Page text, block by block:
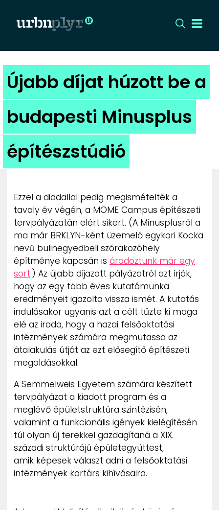
CÍMLAP
DIZÁJN
DIVAT
HIP
UTCA
ZENE
MÉDIAAJÁNLAT
IMPRESSZUM
PR-ARCHÍVUM
ADATKEZELÉSI TÁJÉKOZTATÓ
Újabb díjat húzott be a
budapesti Minusplus
építészstúdió
Ezzel a diadallal pedig megismételték a
tavaly év végén, a MOME Campus építészeti
tervpályázatán elért sikert. (A Minusplusról a
ma már BRKLYN-ként üzemelő egykori Kocka
nevű bulinegyedbeli szórakozóhely
építménye kapcsán is áradoztunk már egy
sort.) Az újabb díjazott pályázatról azt írják,
hogy az egy több éves kutatómunka
eredményeit igazolta vissza ismét. A kutatás
indulásakor ugyanis azt a célt tűzte ki maga
elé az iroda, hogy a hazai felsőoktatási
intézmények számára megmutassa az
átalakulás útját az ezt elősegítő építészeti
megoldásokkal.
A Semmelweis Egyetem számára készített
tervpályázat a kiadott program és a
meglévő épületstruktúra szintézisén,
valamint a funkcionális igények kielégítésén
túl olyan új terekkel gazdagítaná a XIX.
századi struktúrájú épületegyüttest,
amik képesek választ adni a felsőoktatási
intézmények kortárs kihívásaira.